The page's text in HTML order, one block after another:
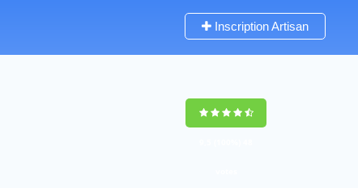
Inscription Artisan